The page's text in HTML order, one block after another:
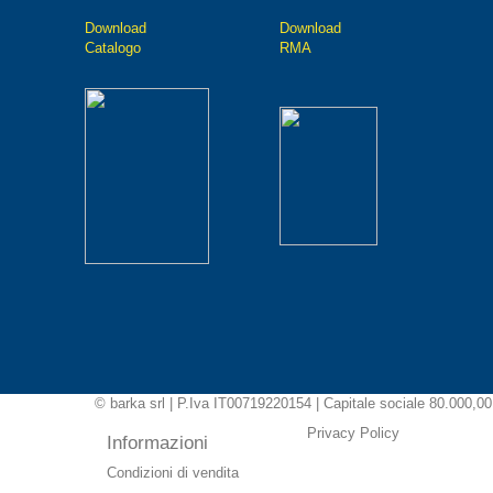
Download
Catalogo
Download
RMA
© barka srl | P.Iva IT00719220154 | Capitale sociale
Informazioni
Condizioni di vendita
Privacy Policy